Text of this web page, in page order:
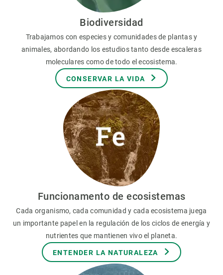
Biodiversidad
Trabajamos con especies y comunidades de plantas y
animales, abordando los estudios tanto desde escaleras
moleculares como de todo el ecosistema.
CONSERVAR LA VIDA
Funcionamento de ecosistemas
Cada organismo, cada comunidad y cada ecosistema juega
un importante papel en la regulación de los ciclos de energía y
nutrientes que mantienen vivo el planeta.
ENTENDER LA NATURALEZA